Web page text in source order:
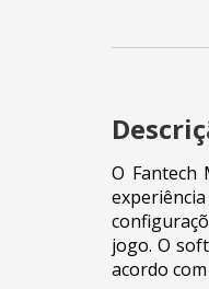
O Fantech
jogo. O
acordo